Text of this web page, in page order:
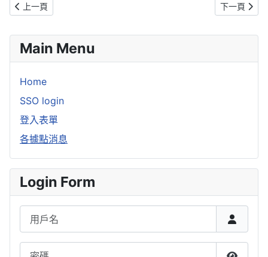
上一篇文章: 第一階段熱食供應超過七千份 志工、鄉親互道感恩
上一頁 下一篇文章:
下一頁
Main Menu
Home
SSO login
登入表單
各據點消息
Login Form
用戶名
密碼